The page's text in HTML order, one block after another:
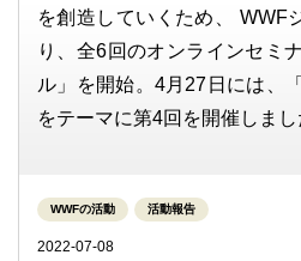
を創造していくため、 WWF
り、全6回のオンラインセミ
ル」を開始。4月27日には、
をテーマに第4回を開催しまし
WWFの活動 活動報告
2022-07-08